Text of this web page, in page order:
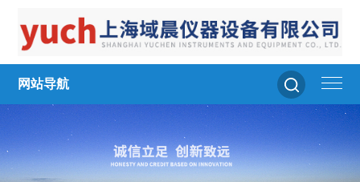
网站导航